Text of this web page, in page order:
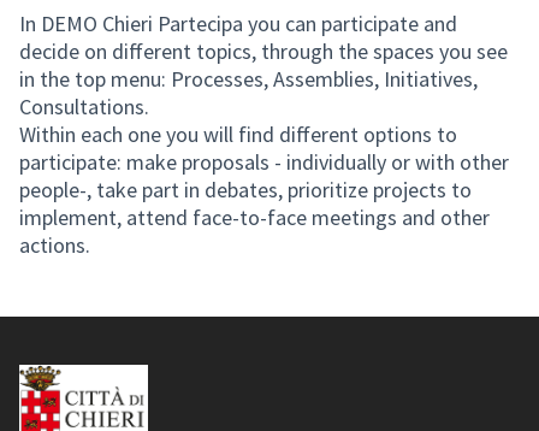
In DEMO Chieri Partecipa you can participate and
decide on different topics, through the spaces you see
in the top menu: Processes, Assemblies, Initiatives,
Consultations.
Within each one you will find different options to
participate: make proposals - individually or with other
people-, take part in debates, prioritize projects to
implement, attend face-to-face meetings and other
actions.